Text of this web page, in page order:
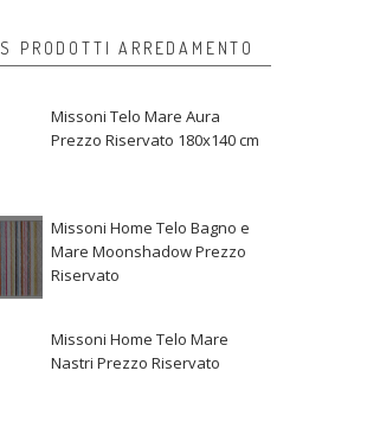
PRODOTTI ARREDAMENTO
Missoni Telo Mare Aura
Prezzo Riservato 180x140 cm
Missoni Home Telo Bagno e
Mare Moonshadow Prezzo
Riservato
Missoni Home Telo Mare
Nastri Prezzo Riservato